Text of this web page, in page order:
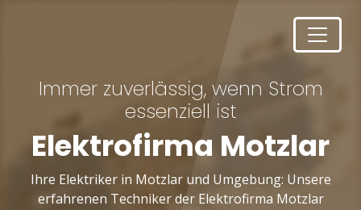
Immer zuverlässig, wenn Strom
essenziell ist
Elektrofirma Motzlar
Ihre Elektriker in Motzlar und Umgebung: Unsere
erfahrenen Techniker der Elektrofirma Motzlar